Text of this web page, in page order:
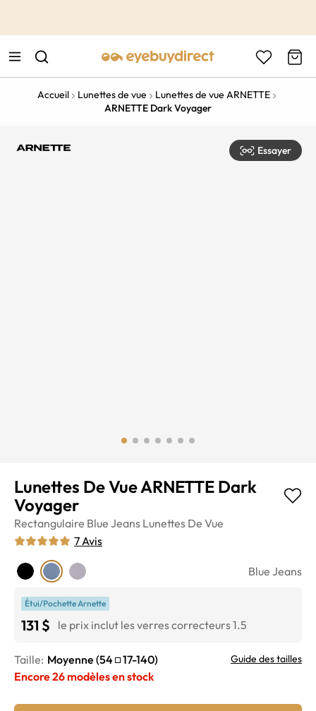
Accueil Lunettes de vue
Lunettes de vue ARNETTE
ARNETTE Dark Voyager
Essayer
Lunettes De Vue ARNETTE Dark
Voyager
Rectangulaire Blue Jeans Lunettes De Vue
7 Avis
Blue Jeans
Étui/Pochette Arnette
131 $ le prix inclut les verres correcteurs 1.5
Taille: Moyenne (54 17-140) Guide des tailles
Encore26 modèles en stock